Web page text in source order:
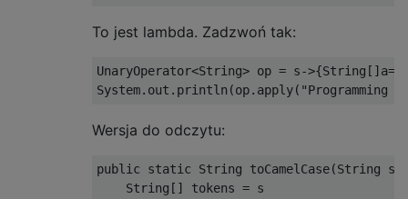
To jest lambda. Zadzwoń tak:
UnaryOperator<String> op = s->{String [] a=
System. out . println (op. apply( "Programming
Wersja do odczytu:
public static String toCamelCase(String s
String [] tokens = s